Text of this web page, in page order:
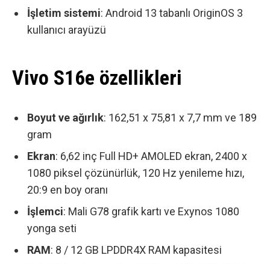
İşletim sistemi: Android 13 tabanlı OriginOS 3
kullanıcı arayüzü
Vivo S16e özellikleri
Boyut ve ağırlık: 162,51 x 75,81 x 7,7 mm ve 189
gram
Ekran: 6,62 inç Full HD+ AMOLED ekran, 2400 x
1080 piksel çözünürlük, 120 Hz yenileme hızı,
20:9 en boy oranı
İşlemci: Mali G78 grafik kartı ve Exynos 1080
yonga seti
RAM: 8 / 12 GB LPDDR4X RAM kapasitesi